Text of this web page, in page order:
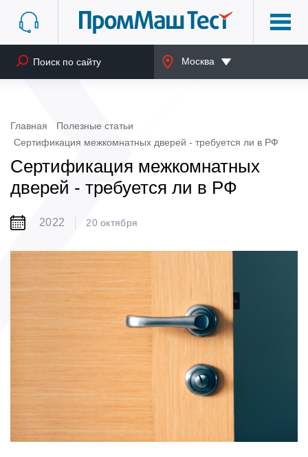
Москва
Главная
Полезные статьи
Сертификация межкомнатных дверей - требуется ли в РФ
Сертификация межкомнатных
дверей - требуется ли в РФ
2022 20 октября